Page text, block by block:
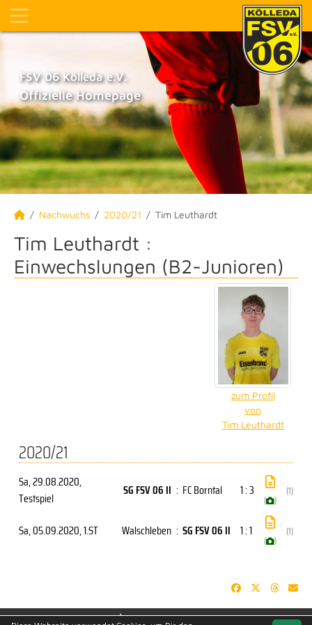
FSV 06 Kölleda e.V.
Offizielle Homepage
Nachwuchs 2020/21 Tim Leuthardt
Tim Leuthardt :
Einwechslungen (B2-Junioren)
zum Profil
von
Tim Leuthardt
2020/21
Sa, 29.08.2020,
Testspiel
SG FSV 06 II : FC Borntal 1 : 3
( )
(1)
Sa, 05.09.2020, 1.ST Walschleben : SG FSV 06 II 1 : 1
( )
(1)
soccero.de